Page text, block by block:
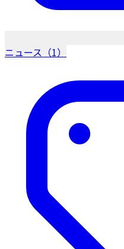
ニュース（1）